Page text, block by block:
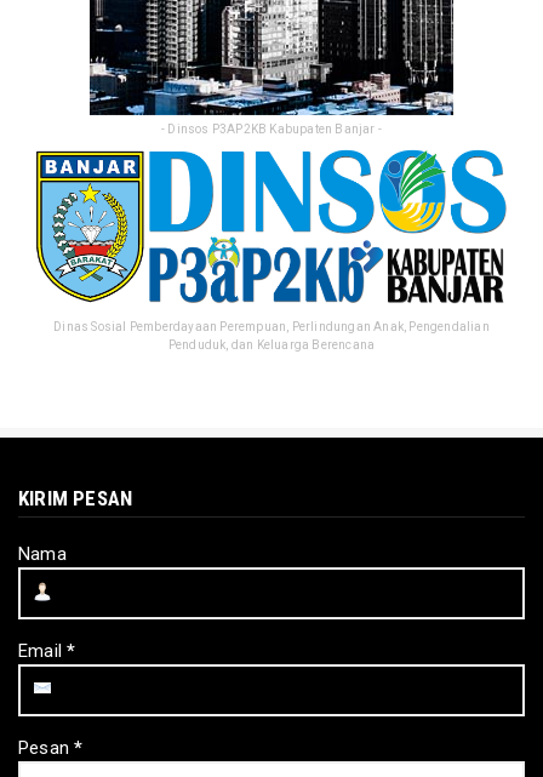
- Dinsos P3AP2KB Kabupaten Banjar -
Dinas Sosial Pemberdayaan Perempuan, Perlindungan Anak, Pengendalian
Penduduk, dan Keluarga Berencana
KIRIM PESAN
Nama
Email*
Pesan*